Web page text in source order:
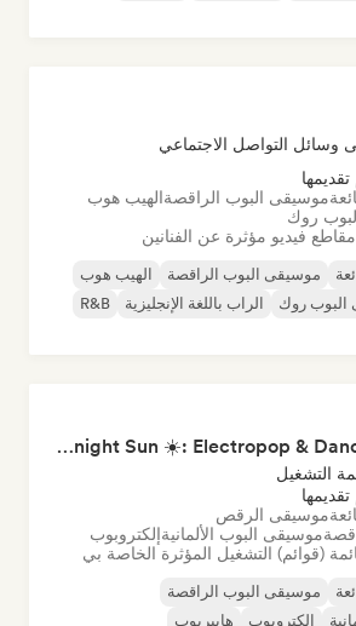
وسائل التواصل الاجتماعي
موسيقى البوب الراقصةالهيب هوب
روك
فيديو مؤثرة عن الفنانين
موسيقى البوب الراقصة
الهيب هوب
البوب روك الراب باللغة الإنجليزية
R&B
Midnight Sun ☀️: Electropop & Dance Pop
التشغيل
موسيقى الرقص
موسيقى البوب الألمانيةإلكتروبوب
(قوائم) التشغيل المؤثرة الخاصة بي
موسيقى البوب الراقصة
إلكتروبوب هايبربوب